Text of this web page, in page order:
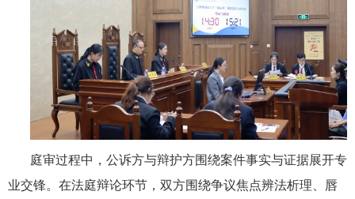
庭审过程中，公诉方与辩护方围绕案件事实与证据展开专
业交锋。 在法庭辩论环节，双方围绕争议焦点辨法析理、
唇